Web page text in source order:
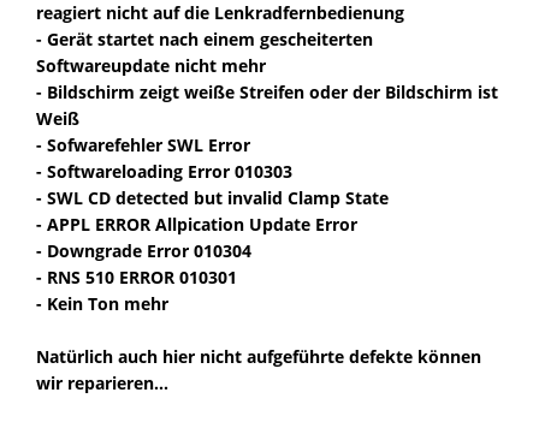
reagiert nicht auf die Lenkradfernbedienung
- Gerät startet nach einem gescheiterten
Softwareupdate nicht mehr
- Bildschirm zeigt weiße Streifen oder der Bildschirm ist
Weiß
- Sofwarefehler SWL Error
- Softwareloading Error 010303
- SWL CD detected but invalid Clamp State
- APPL ERROR Allpication Update Error
- Downgrade Error 010304
- RNS 510 ERROR 010301
- Kein Ton mehr
Natürlich auch hier nicht aufgeführte defekte können
wir reparieren...